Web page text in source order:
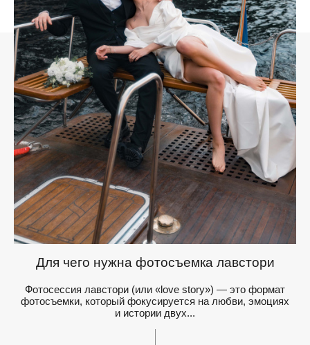
Для чего нужна фотосъемка лавстори
Фотосессия лавстори (или «love story») — это формат
фотосъемки, который фокусируется на любви, эмоциях
и истории двух...